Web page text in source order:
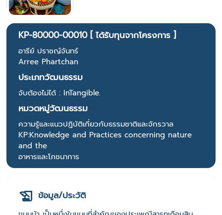
KP-80000-00010 [ ได้รับทุนจากโครงการ ]
อารีย์ ปราชญ์จันทร์
Arree Phartchan
ประเภทวัฒนธรรม
จับต้องไม่ได้ : InTangible.
หมวดหมู่วัฒนธรรม
ความรู้และแนวปฏิบัติเกี่ยวกับธรรมชาติและจักรวาล
KP:Knowledge and Practices concerning nature
and the
อาหารและโภชนาการ
ข้อมูล/ประวัติ